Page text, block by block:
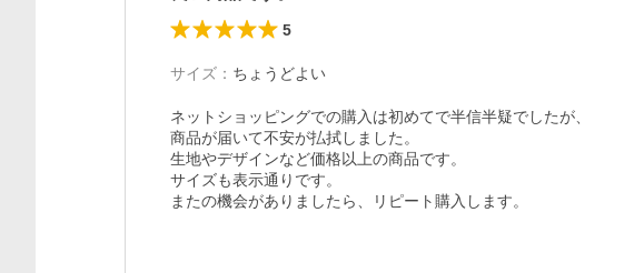
5
サイズ ： ちょうどよい
ネットショッピングでの購入は初めてで半信半疑でしたが、
商品が届いて不安が払拭しました。
生地やデザインなど価格以上の商品です。
サイズも表示通りです。
またの機会がありましたら、リピート購入します。